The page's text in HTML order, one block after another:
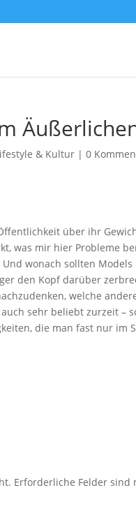
& Kultur |0
über ihr
was mir hier Probleme
wonach sollten
den Kopf darüber
welche
sehr beliebt zurzeit –
die man fast nur im
Erforderliche Felder